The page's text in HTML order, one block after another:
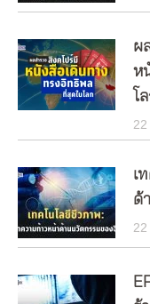
ผ
ห
โ
เ
ด้